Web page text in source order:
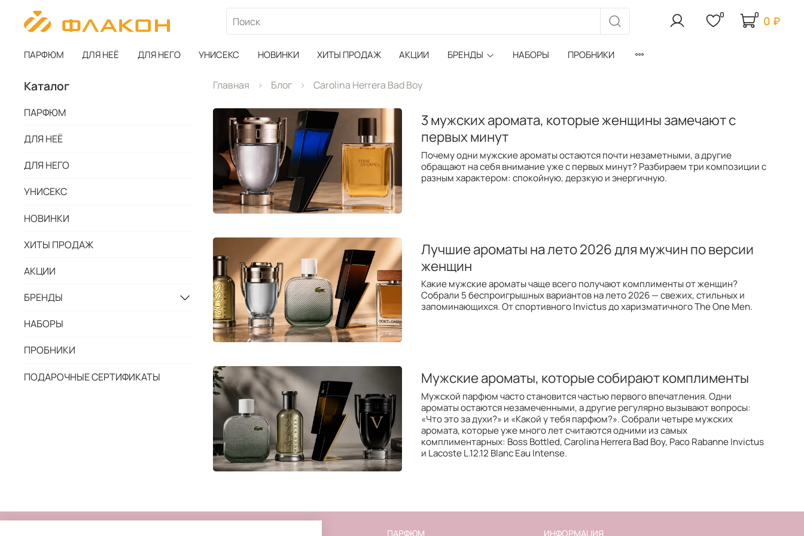
0 0 0 ₽
ПАРФЮМ ДЛЯ НЕЁ ДЛЯ НЕГО УНИСЕКС НОВИНКИ ХИТЫ ПРОДАЖ АКЦИИ БРЕНДЫ НАБОРЫ ПРОБНИКИ
Главная Блог Carolina Herrera Bad Boy
3 мужских аромата, которые женщины замечают с
первых минут
Почему одни мужские ароматы остаются почти незаметными, а другие
обращают на себя внимание уже с первых минут? Разбираем три композиции с
разным характером: спокойную, дерзкую и энергичную.
Лучшие ароматы на лето 2026 для мужчин по версии
женщин
Какие мужские ароматы чаще всего получают комплименты от женщин?
Собрали 5 беспроигрышных вариантов на лето 2026 — свежих, стильных и
запоминающихся. От спортивного Invictus до харизматичного The One Men.
Мужские ароматы, которые собирают комплименты
Мужской парфюм часто становится частью первого впечатления. Одни
ароматы остаются незамеченными, а другие регулярно вызывают вопросы:
«Что это за духи?» и «Какой у тебя парфюм?». Собрали четыре мужских
аромата, которые уже много лет считаются одними из самых
комплиментарных: Boss Bottled, Carolina Herrera Bad Boy, Paco Rabanne Invictus
и Lacoste L.12.12 Blanc Eau Intense.
Каталог
ПАРФЮМ
ДЛЯ НЕЁ
ДЛЯ НЕГО
УНИСЕКС
НОВИНКИ
ХИТЫ ПРОДАЖ
АКЦИИ
БРЕНДЫ
НАБОРЫ
ПРОБНИКИ
ПОДАРОЧНЫЕ СЕРТИФИКАТЫ
ПАРФЮМ ИНФОРМАЦИЯ